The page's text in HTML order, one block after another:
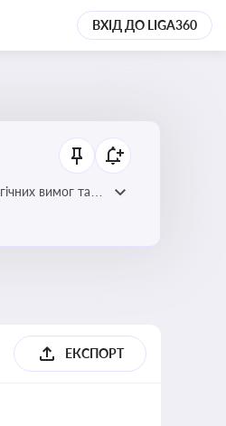
ВХІД ДО LIGA360
вимог та
ЕКСПОРТ